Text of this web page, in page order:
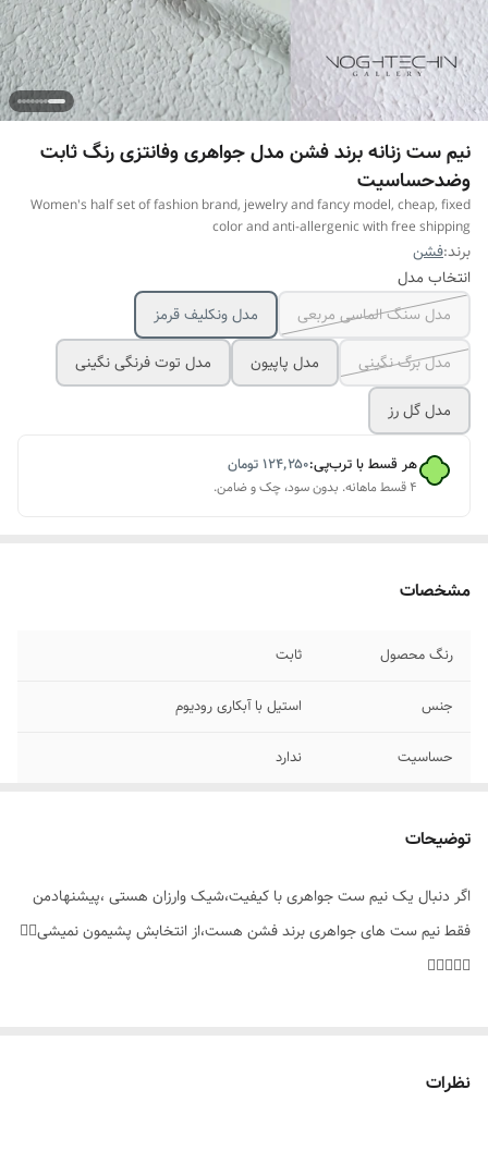
نیم ست زنانه برند فشن مدل جواهری وفانتزی رنگ ثابت
وضدحساسیت
Women's half set of fashion brand, jewelry and fancy model, cheap, fixed
color and anti-allergenic with free shipping
برند:فشن
انتخاب مدل
مدل سنگ الماسی مربعی
مدل ونکلیف قرمز
مدل برگ نگینی
مدل پاپیون
مدل توت فرنگی نگینی
مدل گل رز
هر قسط با ترب‌پی:۱۲۴٬۲۵۰تومان
۴ قسط ماهانه. بدون سود، چک و ضامن.
مشخصات
رنگ محصول ثابت
جنس استیل با آبکاری رودیوم
حساسیت ندارد
مناسب برای خانم ها
موارد استفاده
توضیحات
اگر دنبال یک نیم ست جواهری با کیفیت،شیک وارزان هستی ،پیشنهادمن
فقط نیم ست های جواهری برند فشن هست،از انتخابش پشیمون نمیشی👌🏻
💎🍓🍃🎀🌹
نظرات